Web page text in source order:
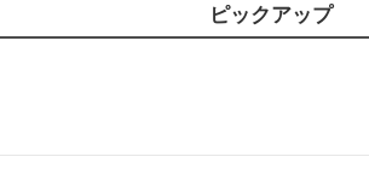
ピックアップ